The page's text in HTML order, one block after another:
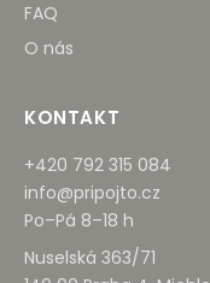
FAQ
O nás
KONTAKT
+420 792 315 084
info@pripojto.cz
Po–Pá 8–18 h
Nuselská 363/71